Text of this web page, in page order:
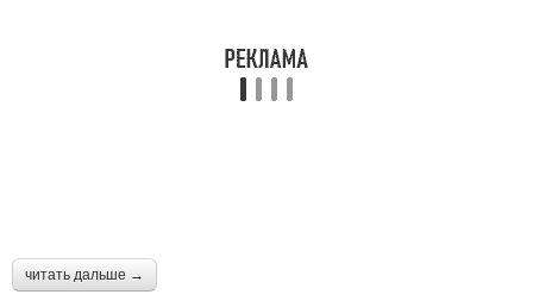
читать дальше →